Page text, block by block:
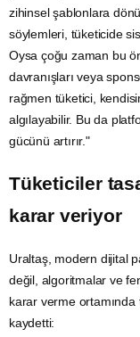
zihinsel şablonlara
söylemleri, tüketicide
Oysa çoğu zaman bu
davranışları veya
rağmen tüketici,
algılayabilir. Bu da
gücünü artırır."
Tüketiciler
karar veriyor
Uraltaş, modern dijital
değil, algoritmalar ve
karar verme ortamında
kaydetti: